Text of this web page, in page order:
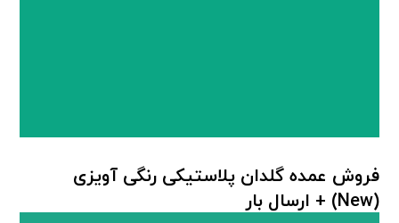
فروش عمده گلدان پلاستیکی رنگی آویزی
(New) + ارسال بار